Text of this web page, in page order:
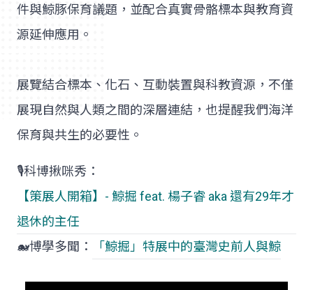
件與鯨豚保育議題，並配合真實骨骼標本與教育資
源延伸應用。
展覽結合標本、化石、互動裝置與科教資源，不僅
展現自然與人類之間的深層連結，也提醒我們海洋
保育與共生的必要性。
🎙️科博揪咪秀：
【策展人開箱】- 鯨掘 feat. 楊子睿 aka 還有29年才
退休的主任
🐋博學多聞：
「鯨掘」特展中的臺灣史前人與鯨